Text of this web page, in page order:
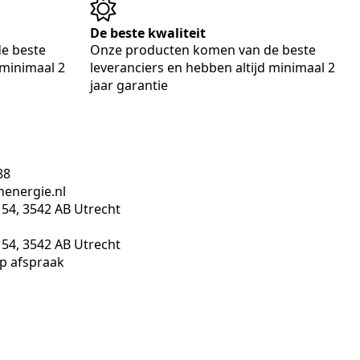
beste
2
De beste kwaliteit
Onze producten komen van de beste
leveranciers en hebben altijd minimaal 2
jaar garantie
3542 AB Utrecht
3542 AB Utrecht
afspraak